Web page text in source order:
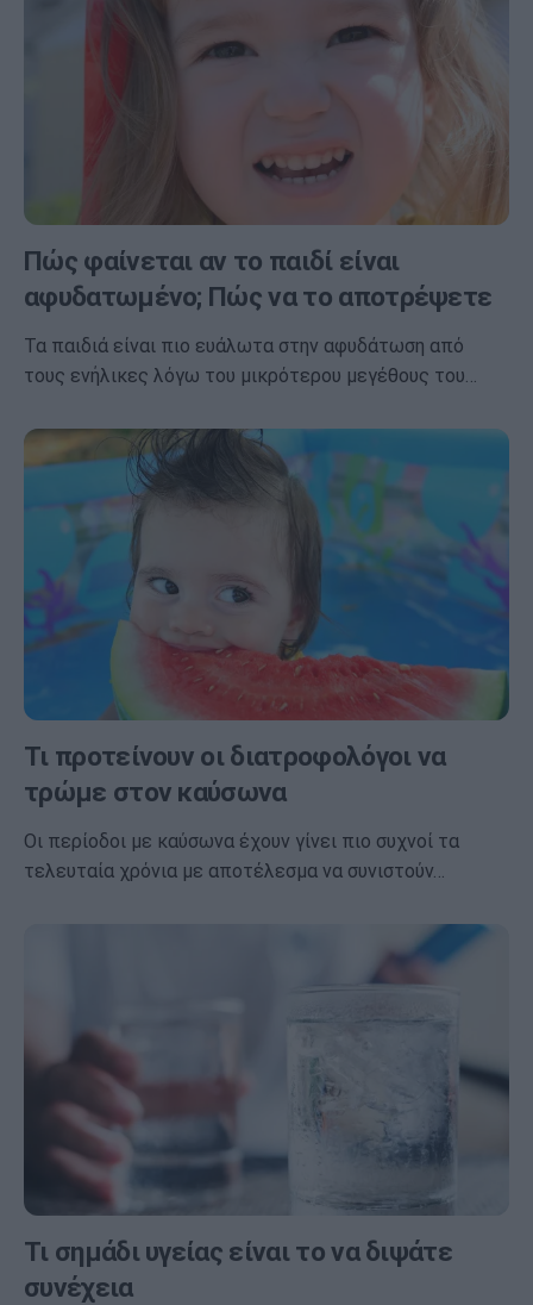
Πώς φαίνεται αν το παιδί είναι
αφυδατωμένο; Πώς να το αποτρέψετε
Τα παιδιά είναι πιο ευάλωτα στην αφυδάτωση από
τους ενήλικες λόγω του μικρότερου μεγέθους του…
Τι προτείνουν οι διατροφολόγοι να
τρώμε στον καύσωνα
Οι περίοδοι με καύσωνα έχουν γίνει πιο συχνοί τα
τελευταία χρόνια με αποτέλεσμα να συνιστούν…
Τι σημάδι υγείας είναι το να διψάτε
συνέχεια